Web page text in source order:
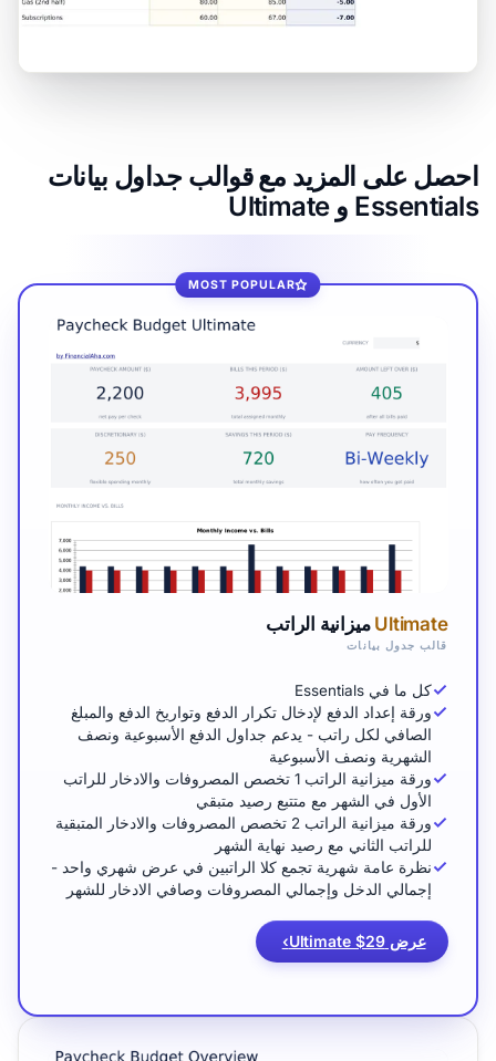
احصل على المزيد مع قوالب جداول بيانات
Essentials و Ultimate
MOST POPULAR
Ultimate ميزانية الراتب
قالب جدول بيانات
كل ما في Essentials
ورقة إعداد الدفع لإدخال تكرار الدفع وتواريخ الدفع والمبلغ
الصافي لكل راتب - يدعم جداول الدفع الأسبوعية ونصف
الشهرية ونصف الأسبوعية
ورقة ميزانية الراتب 1 تخصص المصروفات والادخار للراتب
الأول في الشهر مع متتبع رصيد متبقي
ورقة ميزانية الراتب 2 تخصص المصروفات والادخار المتبقية
للراتب الثاني مع رصيد نهاية الشهر
نظرة عامة شهرية تجمع كلا الراتبين في عرض شهري واحد -
إجمالي الدخل وإجمالي المصروفات وصافي الادخار للشهر
عرض Ultimate $29 ›